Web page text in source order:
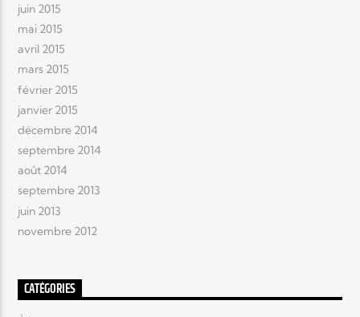
juin 2015
mai 2015
avril 2015
mars 2015
février 2015
janvier 2015
décembre 2014
septembre 2014
août 2014
septembre 2013
juin 2013
novembre 2012
CATÉGORIES